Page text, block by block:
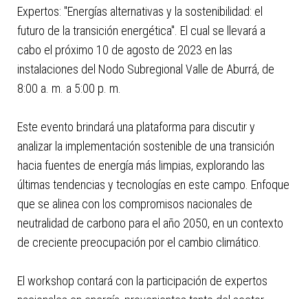
Expertos: "Energías alternativas y la sostenibilidad: el
futuro de la transición energética". El cual se llevará a
cabo el próximo 10 de agosto de 2023 en las
instalaciones del Nodo Subregional Valle de Aburrá, de
8:00 a. m. a 5:00 p. m.
Este evento brindará una plataforma para discutir y
analizar la implementación sostenible de una transición
hacia fuentes de energía más limpias, explorando las
últimas tendencias y tecnologías en este campo. Enfoque
que se alinea con los compromisos nacionales de
neutralidad de carbono para el año 2050, en un contexto
de creciente preocupación por el cambio climático.
El workshop contará con la participación de expertos